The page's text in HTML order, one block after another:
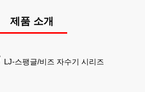
제품 소개
LJ-스팽글/비즈 자수기 시리즈